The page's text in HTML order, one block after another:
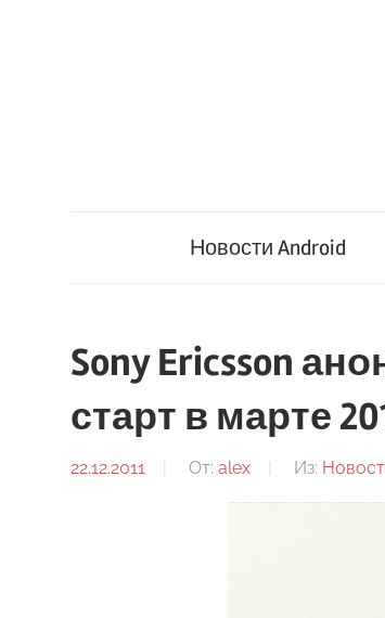
Новости Android
Sony Ericsson
старт в марте
22.12.2011 От: alex Из: